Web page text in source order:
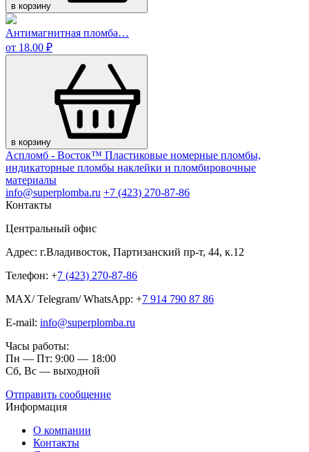
в корзину
Антимагнитная пломба…
от 18.00 ₽
в корзину
Аспломб - Восток™ Пластиковые номерные пломбы,
индикаторные пломбы наклейки и пломбировочные
материалы
info@superplomba.ru +7 (423) 270-87-86
Контакты
Центральный офис
Адрес: г.Владивосток, Партизанский пр-т, 44, к.12
Телефон: +7 (423) 270-87-86
MAX/ Telegram/ WhatsApp: +7 914 790 87 86
E-mail: info@superplomba.ru
Часы работы:
Пн — Пт: 9:00 — 18:00
Сб, Вc — выходной
Отправить сообщение
Информация
О компании
Контакты